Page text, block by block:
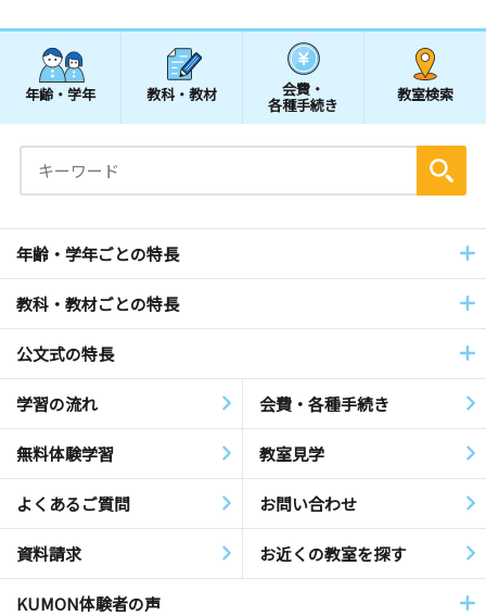
年齢・学年 教科・教材 会費・
各種手続き
教室検索
年齢・学年ごとの特長
教科・教材ごとの特長
公文式の特長
学習の流れ 会費・各種手続き
無料体験学習 教室見学
よくあるご質問 お問い合わせ
資料請求 お近くの教室を探す
KUMON体験者の声